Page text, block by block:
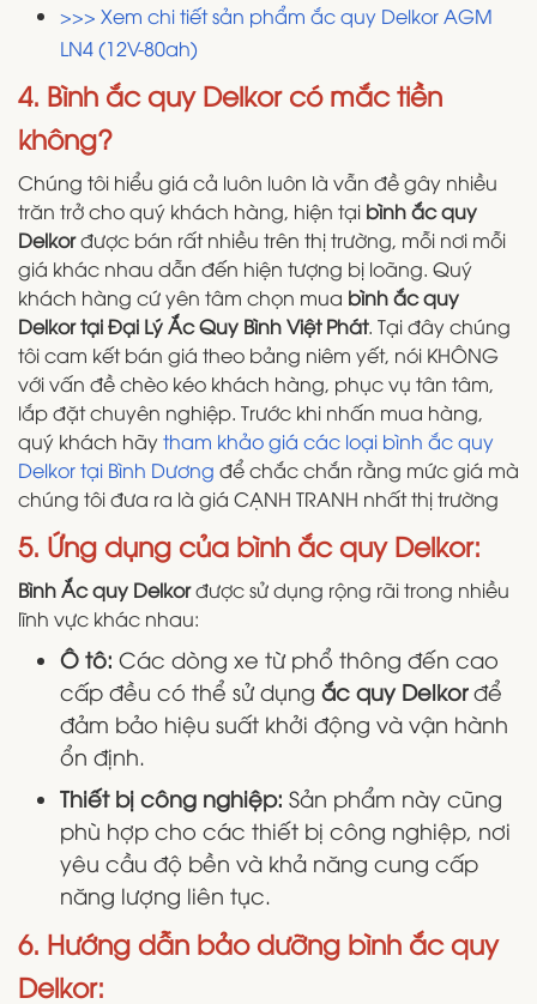
>>> Xem chi tiết sản phẩm ắc quy Delkor AGM
LN4 (12V-80ah)
4. Bình ắc quy Delkor có mắc tiền
không?
Chúng tôi hiểu giá cả luôn luôn là vẫn đề gây nhiều
trăn trở cho quý khách hàng, hiện tại bình ắc quy
Delkorđược bán rất nhiều trên thị trường, mỗi nơi mỗi
giá khác nhau dẫn đến hiện tượng bị loãng. Quý
khách hàng cứ yên tâm chọn mua bình ắc quy
Delkor tại Đại Lý Ắc Quy Bình Việt Phát. Tại đây chúng
tôi cam kết bán giá theo bảng niêm yết, nói KHÔNG
với vấn đề chèo kéo khách hàng, phục vụ tân tâm,
lắp đặt chuyên nghiệp. Trước khi nhấn mua hàng,
quý khách hãytham khảo giá các loại bình ắc quy
Delkor tại Bình Dương để chắc chắn rằng mức giá mà
chúng tôi đưa ra là giá CẠNH TRANH nhất thị trường
5. Ứng dụng của bình ắc quy Delkor:
Bình Ắc quy Delkorđược sử dụng rộng rãi trong nhiều
lĩnh vực khác nhau:
Ô tô: Các dòng xe từ phổ thông đến cao
cấp đều có thể sử dụng ắc quy Delkorđể
đảm bảo hiệu suất khởi động và vận hành
ổn định.
Thiết bị công nghiệp: Sản phẩm này cũng
phù hợp cho các thiết bị công nghiệp, nơi
yêu cầu độ bền và khả năng cung cấp
năng lượng liên tục.
6. Hướng dẫn bảo dưỡng bình ắc quy
Delkor: